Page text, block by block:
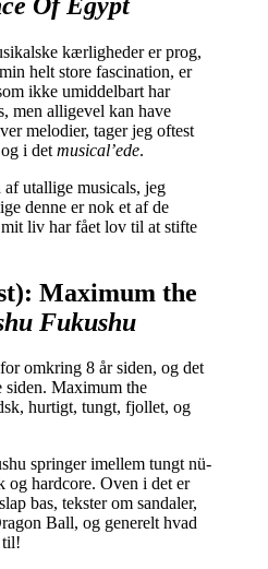
kærligheder er prog,
helt store fascination, er
ikke umiddelbart har
men alligevel kan have
melodier, tager jeg oftest
og i detmusical’ede.
utallige musicals, jeg
denne er nok et af de
liv har fået lov til at stifte
Maximum the
Fukushu
omkring 8 år siden, og det
siden. Maximum the
hurtigt, tungt, fjollet, og
springer imellem tungt nü-
og hardcore. Oven i det er
bas, tekster om sandaler,
Ball, og generelt hvad
til!